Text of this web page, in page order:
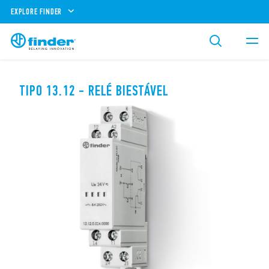
EXPLORE FINDER
TIPO 13.12 - RELÉ BIESTÁVEL